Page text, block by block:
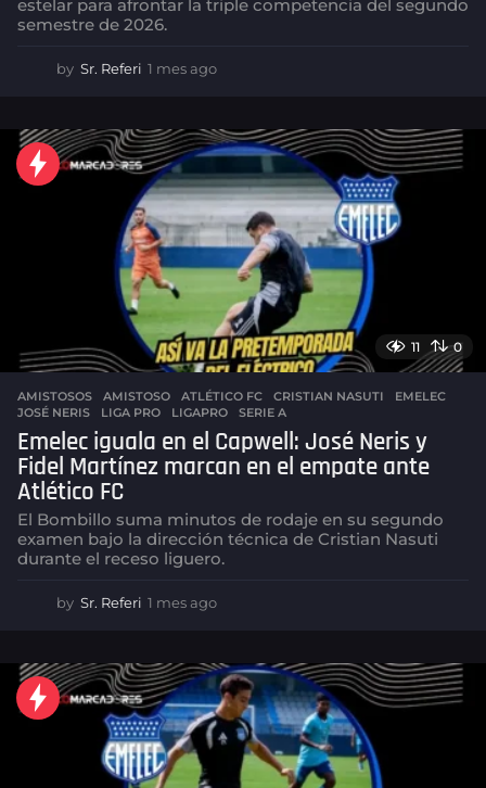
estelar para afrontar la triple competencia del segundo
semestre de 2026.
by Sr. Referi 1 mes ago
s
a
g
o
11 0
AMISTOSOS AMISTOSO ,ATLÉTICO FC ,CRISTIAN NASUTI ,EMELEC
JOSÉ NERIS
,LIGA PRO ,LIGAPRO ,SERIE A
Emelec iguala en el Capwell: José Neris y
Fidel Martínez marcan en el empate ante
Atlético FC
El Bombillo suma minutos de rodaje en su segundo
examen bajo la dirección técnica de Cristian Nasuti
durante el receso liguero.
by Sr. Referi 1 mes ago
s
a
g
o